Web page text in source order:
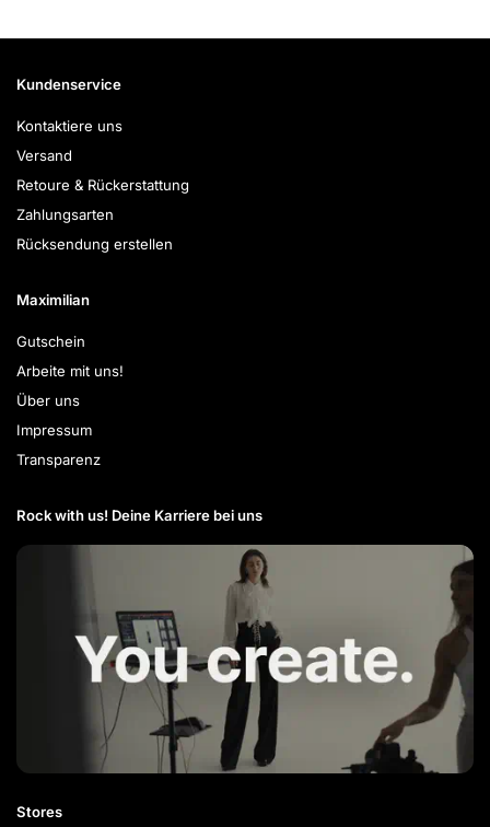
Kundenservice
Kontaktiere uns
Versand
Retoure & Rückerstattung
Zahlungsarten
Rücksendung erstellen
Maximilian
Gutschein
Arbeite mit uns!
Über uns
Impressum
Transparenz
Rock with us! Deine Karriere bei uns​
Stores